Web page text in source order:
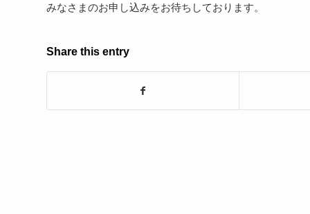
みなさまのお申し込みをお待ちしております。
Share this entry